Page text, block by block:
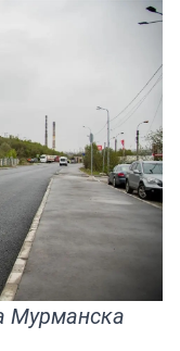
Мурманска